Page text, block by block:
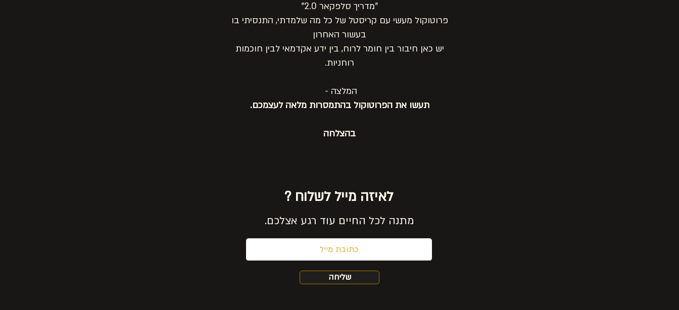
"מדריך סלפקאר 2.0"
פרוטוקול מעשי עם קריסטל של כל מה שלמדתי, התנסיתי בו
בעשור האחרון
יש כאן חיבור בין חומר לרוח, בין ידע אקדמאי לבין חוכמות
רוחניות.
המלצה -
תעשו את הפרוטוקול בהתמסרות מלאה לעצמכם.
בהצלחה
לאיזה מייל לשלוח ?
שליחה
מתנה לכל החיים עוד רגע אצלכם.